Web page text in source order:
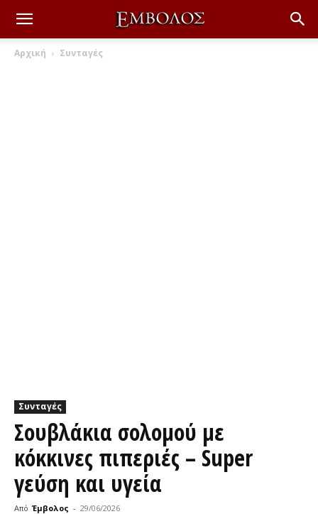
Αρχική Συνταγές
Συνταγές
Σουβλάκια σολομού με
κόκκινες πιπεριές – Super
γεύση και υγεία
Από Έμβολος - 29/06/2026